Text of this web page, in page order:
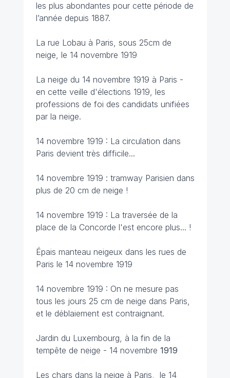
les plus abondantes pour cette période de
l’année depuis 1887.
La rue Lobau à Paris, sous 25cm de
neige, le 14 novembre 1919
La neige du 14 novembre 1919 à Paris -
en cette veille d'élections 1919, les
professions de foi des candidats unifiées
par la neige.
14 novembre 1919 : La circulation dans
Paris devient très difficile...
14 novembre 1919 : tramway Parisien dans
plus de 20 cm de neige !
14 novembre 1919 : La traversée de la
place de la Concorde l'est encore plus... !
Épais manteau neigeux dans les rues de
Paris le 14 novembre 1919
14 novembre 1919 : On ne mesure pas
tous les jours 25 cm de neige dans Paris,
et le déblaiement est contraignant.
Jardin du Luxembourg, à la fin de la
tempête de neige - 14 novembre 1919
Les chars dans la neige à Paris, le 14